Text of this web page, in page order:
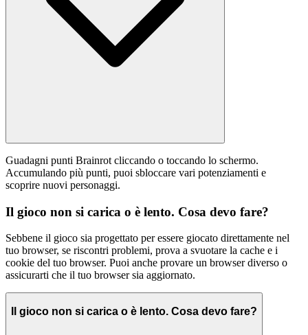
Guadagni punti Brainrot cliccando o toccando lo schermo.
Accumulando più punti, puoi sbloccare vari potenziamenti e
scoprire nuovi personaggi.
Il gioco non si carica o è lento. Cosa devo fare?
Sebbene il gioco sia progettato per essere giocato direttamente nel
tuo browser, se riscontri problemi, prova a svuotare la cache e i
cookie del tuo browser. Puoi anche provare un browser diverso o
assicurarti che il tuo browser sia aggiornato.
Il gioco non si carica o è lento. Cosa devo fare?